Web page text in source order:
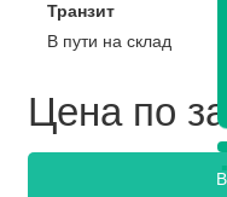
Транзит
В пути на склад
Цена по